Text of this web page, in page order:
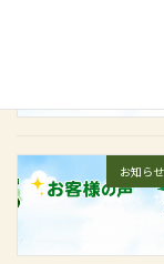
お知らせ